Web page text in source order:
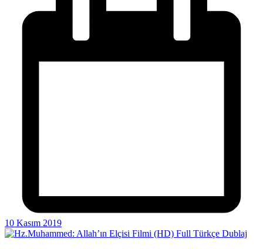
10 Kasım 2019